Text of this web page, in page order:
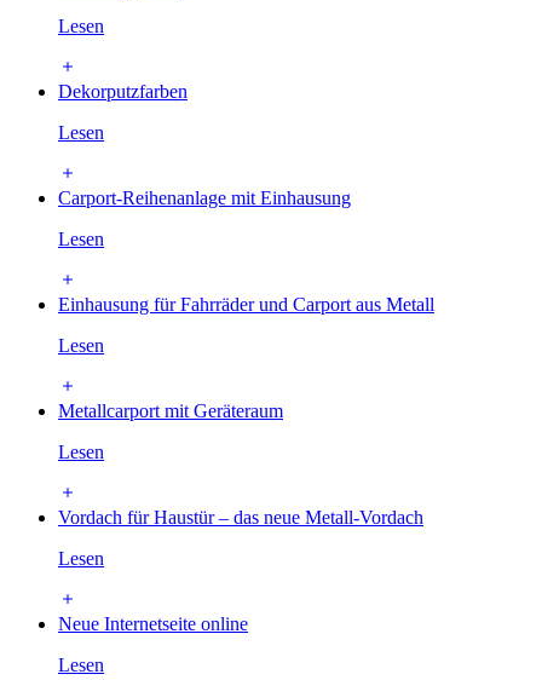
Lesen
Dekorputzfarben
Lesen
Carport-Reihenanlage mit Einhausung
Lesen
Einhausung für Fahrräder und Carport aus Metall
Lesen
Metallcarport mit Geräteraum
Lesen
Vordach für Haustür – das neue Metall-Vordach
Lesen
Neue Internetseite online
Lesen